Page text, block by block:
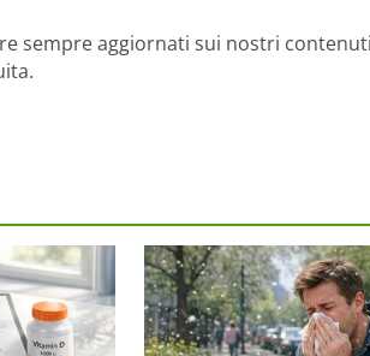
sempre aggiornati sui nostri